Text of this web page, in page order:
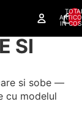
IN
SI
si sobe —
cu modelul